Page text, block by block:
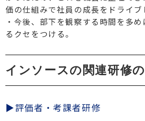
価の仕組みで社員の成長をドライブ
・今後、部下を観察する時間を多
るクセをつける。
インソースの関連研修
▶評価者・考課者研修